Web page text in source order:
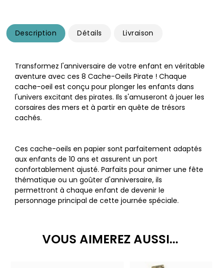
Description Détails Livraison
Transformez l'anniversaire de votre enfant en véritable
aventure avec ces 8 Cache-Oeils Pirate ! Chaque
cache-oeil est conçu pour plonger les enfants dans
l'univers excitant des pirates. Ils s'amuseront à jouer les
corsaires des mers et à partir en quête de trésors
cachés.
Ces cache-oeils en papier sont parfaitement adaptés
aux enfants de 10 ans et assurent un port
confortablement ajusté. Parfaits pour animer une fête
thématique ou un goûter d'anniversaire, ils
permettront à chaque enfant de devenir le
personnage principal de cette journée spéciale.
VOUS AIMEREZ AUSSI...